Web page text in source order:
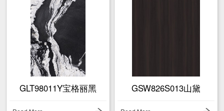
GLT98011Y宝格丽黑 GSW826S013山黛